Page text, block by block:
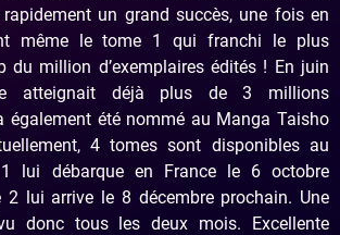
un grand succès, une fois en
même le tome 1 qui franchi le plus
du million d’exemplaires édités ! En juin
atteignait déjà plus de 3 millions
également été nommé au Manga Taisho
4 tomes sont disponibles au
lui débarque en France le 6 octobre
2 lui arrive le 8 décembre prochain. Une
donc tous les deux mois. Excellente